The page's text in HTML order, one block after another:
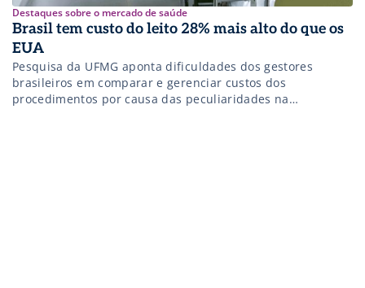
Destaques sobre o mercado de saúde
Brasil tem custo do leito 28% mais alto do que os
EUA
Pesquisa da UFMG aponta dificuldades dos gestores
brasileiros em comparar e gerenciar custos dos
procedimentos por causa das peculiaridades na